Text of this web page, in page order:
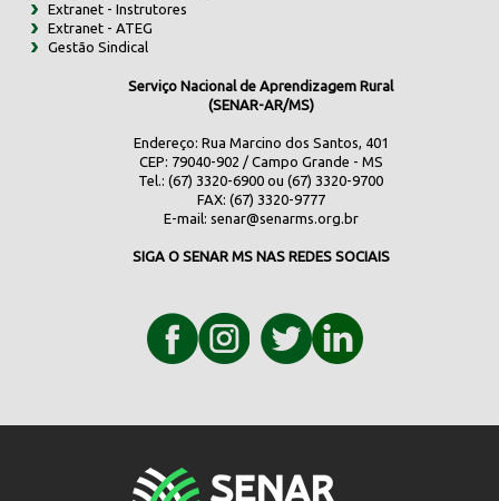
Extranet - Instrutores
Extranet - ATEG
Gestão Sindical
Serviço Nacional de Aprendizagem Rural
(SENAR-AR/MS)
Endereço: Rua Marcino dos Santos, 401
CEP: 79040-902 / Campo Grande - MS
Tel.: (67) 3320-6900 ou (67) 3320-9700
FAX: (67) 3320-9777
E-mail: senar@senarms.org.br
SIGA O SENAR MS NAS REDES SOCIAIS